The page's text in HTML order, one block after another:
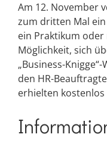
Am 12. November
zum dritten Mal
ein Praktikum
Möglichkeit, sich
„Business-
den HR-
erhielten